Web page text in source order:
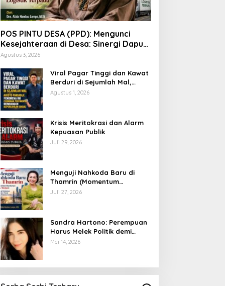
POS PINTU DESA (PPD): Mengunci
Kesejahteraan di Desa: Sinergi Dapur
Gizi, Koperasi, dan Logistik Terpadu
Agustus 3, 2026
Viral Pagar Tinggi dan Kawat
Berduri di Sejumlah Mal,
Aristo Pariadji: Fenomena Ini
Agustus 1, 2026
​Krisis Meritokrasi dan Alarm
Kepuasan Publik
Juli 29, 2026
​Menguji Nahkoda Baru di
Thamrin (Momentum
Mundurnya Perry Warjiyo):
Juli 27, 2026
Sandra Hartono: Perempuan
Harus Melek Politik demi
Mengawal Masa Depan
Mei 14, 2026